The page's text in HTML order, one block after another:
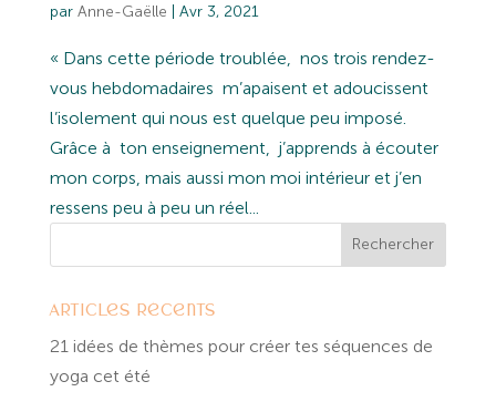
par Anne-Gaëlle Avr 3, 2021
« Dans cette période troublée, nos trois rendez-
vous hebdomadaires m’apaisent et adoucissent
l’isolement qui nous est quelque peu imposé.
Grâce à ton enseignement, j’apprends à écouter
mon corps, mais aussi mon moi intérieur et j’en
ressens peu à peu un réel...
Articles récents
21 idées de thèmes pour créer tes séquences de
yoga cet été